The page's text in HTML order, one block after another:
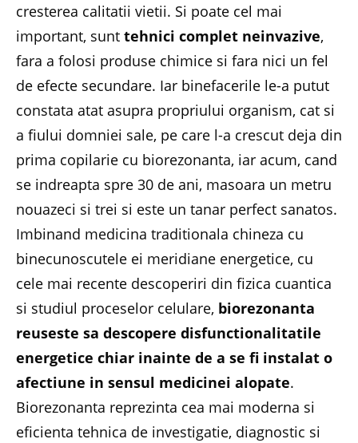
cresterea calitatii vietii. Si poate cel mai
important, sunt tehnici complet neinvazive,
fara a folosi produse chimice si fara nici un fel
de efecte secundare. Iar binefacerile le-a putut
constata atat asupra propriului organism, cat si
a fiului domniei sale, pe care l-a crescut deja din
prima copilarie cu biorezonanta, iar acum, cand
se indreapta spre 30 de ani, masoara un metru
nouazeci si trei si este un tanar perfect sanatos.
Imbinand medicina traditionala chineza cu
binecunoscutele ei meridiane energetice, cu
cele mai recente descoperiri din fizica cuantica
si studiul proceselor celulare, biorezonanta
reuseste sa descopere disfunctionalitatile
energetice chiar inainte de a se fi instalat o
afectiune in sensul medicinei alopate.
Biorezonanta reprezinta cea mai moderna si
eficienta tehnica de investigatie, diagnostic si